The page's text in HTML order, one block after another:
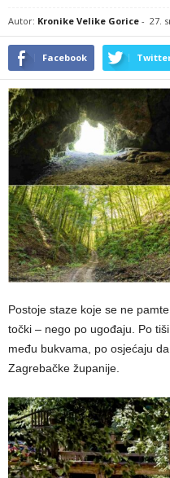
Autor: Kronike Velike Gorice - 27.
Facebook
Postoje staze koje se ne
točki – nego po ugođaju. Po
među bukvama, po osjećaju
Zagrebačke županije.